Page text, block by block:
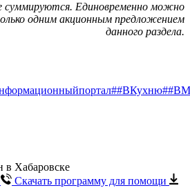
суммируются. Единовременно можно
одним акционным предложением
данного раздела.
##ВКухню
в Хабаровске
Скачать программу для помощи